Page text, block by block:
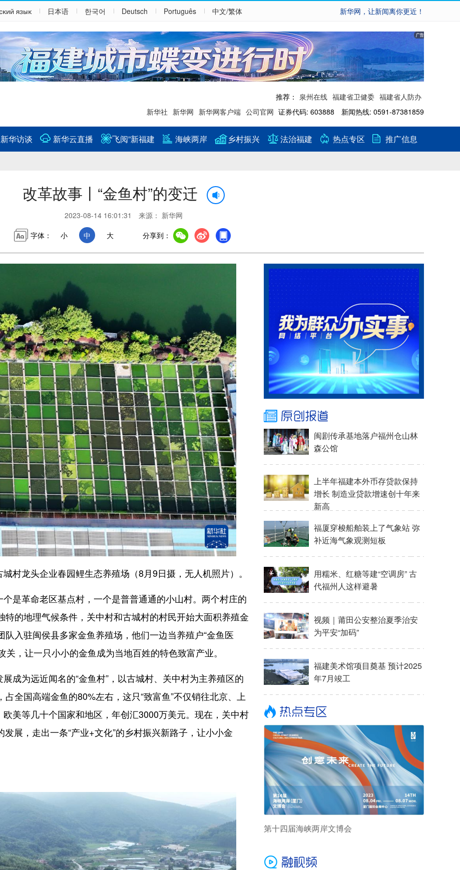
язык 日本语 한국어 Deutsch Português 中文/繁体 新华网，让新闻离你更近！
推荐： 泉州在线 福建省卫健委 福建省人防办
新华社 新华网 新华网客户端 公司官网 证券代码: 603888 新闻热线: 0591-87381859
新华访谈 新华云直播 “飞阅”新福建 海峡两岸 乡村振兴 法治福建 热点专区
推广信息
改革故事丨“金鱼村”的变迁
2023-08-14 16:01:31 来源： 新华网
字体：
小 中 大 分享到：
龙头企业春园鲤生态养殖场（8月9日摄，无人机照片）。
革命老区基点村，一个是普普通通的小山村。两个村庄的
的地理气候条件，关中村和古城村的村民开始大面积养殖金
入驻闽侯县多家金鱼养殖场，他们一边当养殖户“金鱼医
，让一只小小的金鱼成为当地百姓的特色致富产业。
为远近闻名的“金鱼村”，以古城村、关中村为主养殖区的
全国高端金鱼的80%左右，这只“致富鱼”不仅销往北京、上
美等几十个国家和地区，年创汇3000万美元。现在，关中村
展，走出一条“产业+文化”的乡村振兴新路子，让小小金
闽剧传承基地落户福州仓山林
森公馆
上半年福建本外币存贷款保持
增长 制造业贷款增速创十年来
新高
福厦穿梭船舶装上了气象站 弥
补近海气象观测短板
用糯米、红糖等建“空调房” 古
代福州人这样避暑
视频｜莆田公安整治夏季治安
为平安“加码”
福建美术馆项目奠基 预计2025
年7月竣工
第十四届海峡两岸文博会